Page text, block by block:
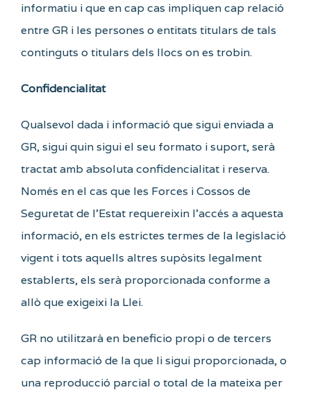
informatiu i que en cap cas impliquen cap relació
entre GR i les persones o entitats titulars de tals
continguts o titulars dels llocs on es trobin.
Confidencialitat
Qualsevol dada i informació que sigui enviada a
GR, sigui quin sigui el seu formato i suport, serà
tractat amb absoluta confidencialitat i reserva.
Només en el cas que les Forces i Cossos de
Seguretat de l’Estat requereixin l’accés a aquesta
informació, en els estrictes termes de la legislació
vigent i tots aquells altres supòsits legalment
establerts, els serà proporcionada conforme a
allò que exigeixi la Llei.
GR no utilitzarà en beneficio propi o de tercers
cap informació de la que li sigui proporcionada, o
una reproducció parcial o total de la mateixa per